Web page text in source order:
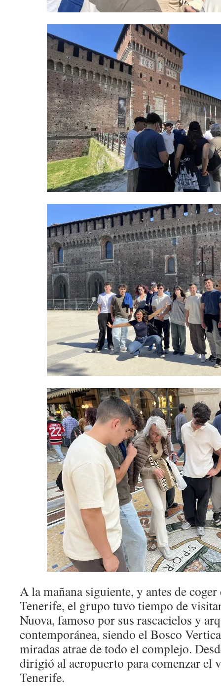
A la mañana siguiente, y antes de
Tenerife, el grupo tuvo tiempo de
Nuova, famoso por sus rascacielos y
contemporánea, siendo el Bosco
miradas atrae de todo el complejo.
dirigió al aeropuerto para comenzar el
Tenerife.